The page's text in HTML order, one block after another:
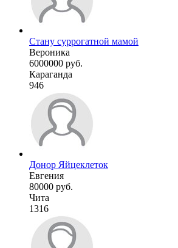
Стану суррогатной мамой
Вероника
6000000 руб.
Караганда
946
Донор Яйцеклеток
Евгения
80000 руб.
Чита
1316